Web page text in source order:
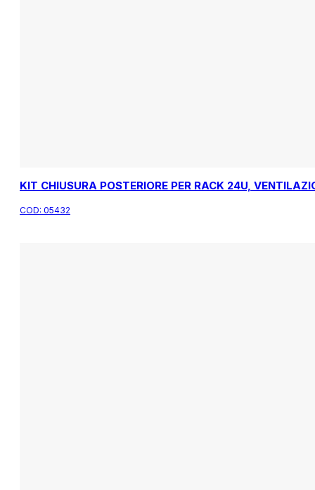
KIT CHIUSURA POSTERIORE PER RACK 24U,
COD: 05432